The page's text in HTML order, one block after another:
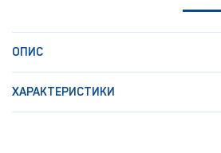
ОПИС
ХАРАКТЕРИСТИКИ